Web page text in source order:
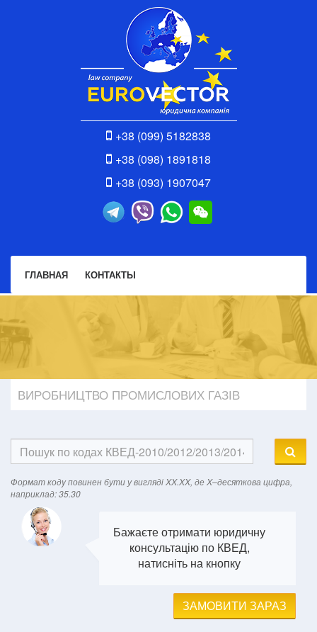
+38 (099) 5182838
+38 (098) 1891818
+38 (093) 1907047
ГЛАВНАЯ КОНТАКТЫ
ВИРОБНИЦТВО ПРОМИСЛОВИХ ГАЗІВ
Формат кодy повинен бути у вигляді XX.XX, де X–десяткова цифра,
наприклад: 35.30
Бажаєте отримати юридичну
консультацію по КВЕД,
натисніть на кнопку
ЗАМОВИТИ ЗАРАЗ